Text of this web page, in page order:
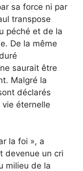
sa force ni par
transpose
péché et de la
De la même
saurait être
Malgré la
déclarés
éternelle
la foi », a
devenue un cri
milieu de la